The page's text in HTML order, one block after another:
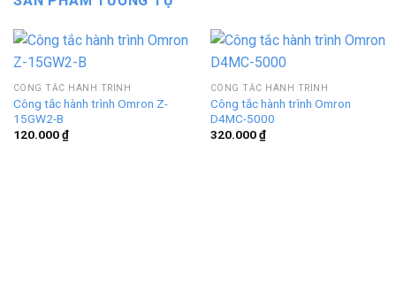
CÔNG TẮC HÀNH TRÌNH
Công tắc hành trình Omron Z-
15GW2-B
120.000₫
CÔNG TẮC HÀNH TRÌNH
Công tắc hành trình Omron
D4MC-5000
320.000₫